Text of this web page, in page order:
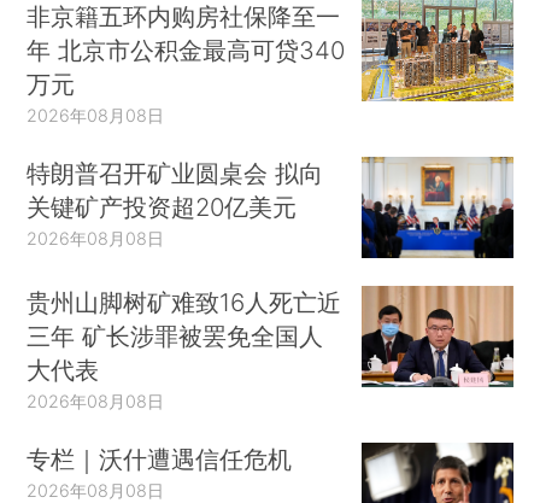
非京籍五环内购房社保降至一
年 北京市公积金最高可贷340
万元
2026年08月08日
特朗普召开矿业圆桌会 拟向
关键矿产投资超20亿美元
2026年08月08日
贵州山脚树矿难致16人死亡近
三年 矿长涉罪被罢免全国人
大代表
2026年08月08日
专栏｜沃什遭遇信任危机
2026年08月08日